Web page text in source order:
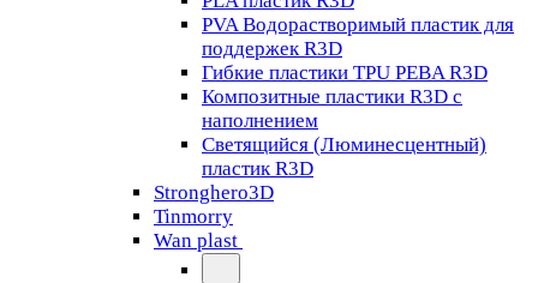
PVA Водорастворимый пластик для
поддержек R3D
Гибкие пластики TPU PEBA R3D
Композитные пластики R3D с
наполнением
Светящийся (Люминесцентный)
пластик R3D
Stronghero3D
Tinmorry
Wan plast